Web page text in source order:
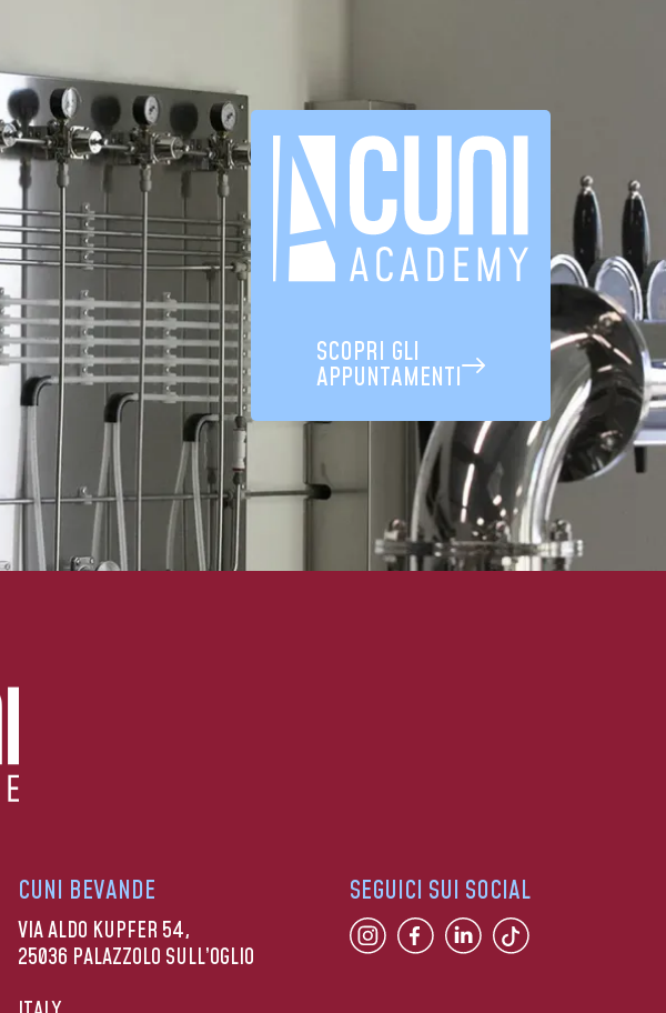
SCOPRI GLI
APPUNTAMENTI
CUNI BEVANDE
VIA ALDO KUPFER 54,
25036 PALAZZOLO SULL’OGLIO
SEGUICI SUI SOCIAL